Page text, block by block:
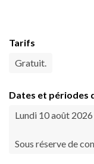
Tarifs
Gratuit.
Dates et périodes
Lundi 10 août
Sous réserve de